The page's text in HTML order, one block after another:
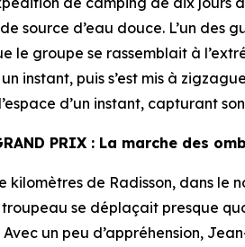
source d’eau douce. L’un
le groupe se rassemblait à
instant, puis s’est mis à
d’un instant, capturant
PRIX : La marche des
kilomètres de Radisson, dans le
se déplaçait presque
un peu d’appréhension,